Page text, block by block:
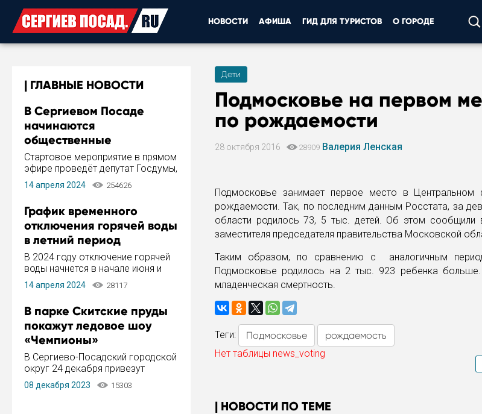
НОВОСТИ АФИША ГИД ДЛЯ ТУРИСТОВ О ГОРОДЕ
ГЛАВНЫЕ НОВОСТИ
В Сергиевом Посаде
начинаются
общественные
обсуждения Стратегии
развития города
Стартовое мероприятие в прямом
эфире проведёт депутат Госдумы,
инициатор и автор Концепции
развития Сергиева Посада и
Пахомов.
14 апреля 2024 254626
График временного
отключения горячей воды
в летний период
В 2024 году отключение горячей
воды начнется в начале июня и
завершится в конце августа.
Период отключения составит не
14 апреля 2024 28117
В парке Скитские пруды
покажут ледовое шоу
«Чемпионы»
В Сергиево-Посадский городской
округ 24 декабря привезут
ледовый тур «Чемпионы»
заслуженного мастера спорта,
08 декабря 2023 15303
Дети
Подмосковье на первом
по рождаемости
28 октября 2016 28909 Валерия Ленская
Подмосковье занимает первое место в Центральном
рождаемости. Так, по последним данным Росстата, за
области родилось 73, 5 тыс. детей. Об этом сообщили
заместителя председателя правительства Московской
Таким образом, по сравнению с аналогичным
Подмосковье родилось на 2 тыс. 923 ребенка
младенческая смертность.
Теги: Подмосковье
рождаемость
Нет таблицы news_voting
НОВОСТИ ПО ТЕМЕ